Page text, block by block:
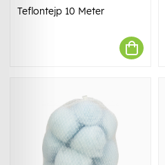
Teflontejp 10 Meter